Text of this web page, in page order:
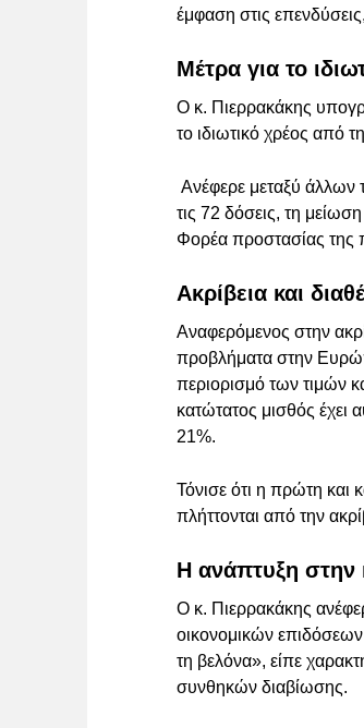
έμφαση στις
Μέτρα για το
Ο κ. Πιερρακάκης
το ιδιωτικό χρέος από
Ανέφερε μεταξύ άλλων
τις 72 δόσεις, τη
Φορέα προστασίας της
Ακρίβεια και
Αναφερόμενος στην
προβλήματα στην
περιορισμό των τιμών
κατώτατος μισθός έχει
21%.
Τόνισε ότι η πρώτη και
πλήττονται από την
Η ανάπτυξη στην
Ο κ. Πιερρακάκης
οικονομικών
τη βελόνα», είπε
συνθηκών διαβίωσης.